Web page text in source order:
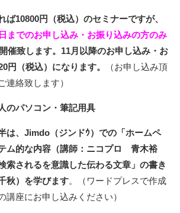
ば10800円（税込）のセミナーですが、
までのお申し込み・お振り込みの方のみ
開催致します。11月以降のお申し込み・お
円（税込）になります。
（お申し込み頂
連絡致します）
のパソコン ・筆記用具
は、Jimdo（ジンドｳ）での「ホームペ
ム的な内容（講師：ニコプロ 青木裕
索されるを意識した伝わる文章」の書き
秋）を学びます。（ワードプレスで作成
講座にお申し込みください）